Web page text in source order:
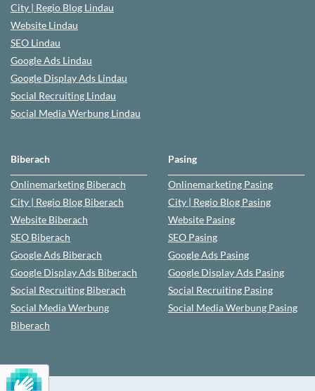
City | Regio Blog Lindau
Website Lindau
SEO Lindau
Google Ads Lindau
Google Display Ads Lindau
Social Recruiting Lindau
Social Media Werbung Lindau
Biberach
Onlinemarketing Biberach
City | Regio Blog Biberach
Website Biberach
SEO Biberach
Google Ads Biberach
Google Display Ads Biberach
Social Recruiting Biberach
Social Media Werbung
Biberach
Pasing
Onlinemarketing Pasing
City | Regio Blog Pasing
Website Pasing
SEO Pasing
Google Ads Pasing
Google Display Ads Pasing
Social Recruiting Pasing
Social Media Werbung Pasing